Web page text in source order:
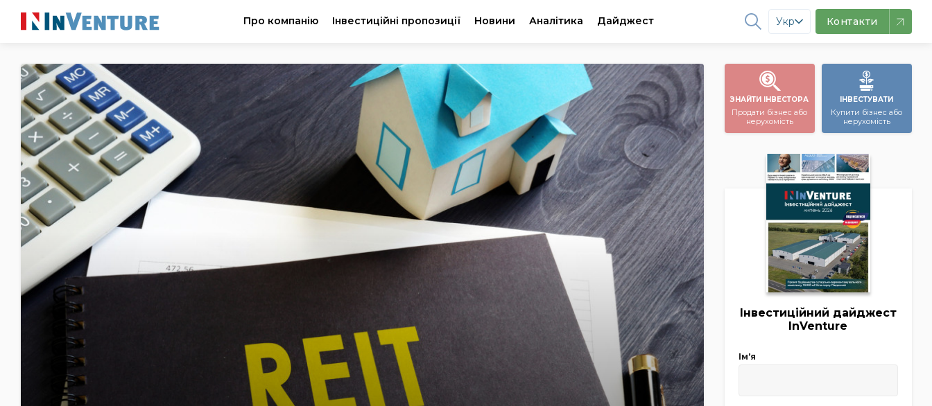
Про компанію Інвестиційні пропозиції Новини Аналітика Дайджест Укр Контакти
ЗНАЙТИ ІНВЕСТОРА
Продати бізнес або
нерухомість
ІНВЕСТУВАТИ
Купити бізнес або
нерухомість
Інвестиційний дайджест
InVenture
Імʼя